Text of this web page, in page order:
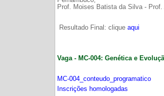
Prof. Moises Batista da Silva -
Resultado Final: clique aqui
Vaga - MC-004: Genética e
MC-004_conteudo_programatico
Inscrições homologadas